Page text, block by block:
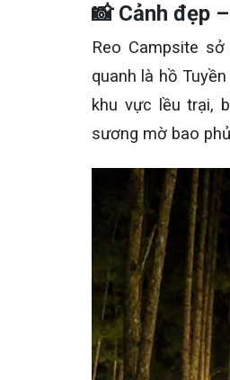
📸 Cảnh đẹp
Reo Campsite
quanh là hồ
khu vực lều trại,
sương mờ bao